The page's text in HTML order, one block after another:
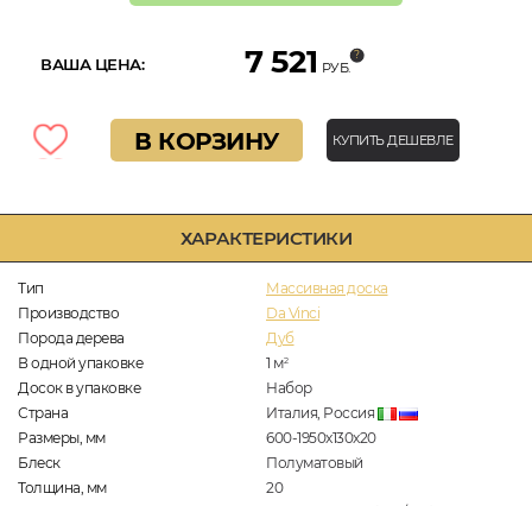
ХАРАКТЕРИСТИКИ
Тип
Массивная доска
Производство
Da Vinci
Порода дерева
Дуб
В одной упаковке
1 м2
Досок в упаковке
Набор
Страна
Италия, Россия
Размеры, мм
600-1950x130x20
Блеск
Полуматовый
Толщина, мм
20
ВАША ЦЕНА: 7 521 РУБ.
В КОРЗИНУ КУПИТЬ ДЕШЕВЛЕ